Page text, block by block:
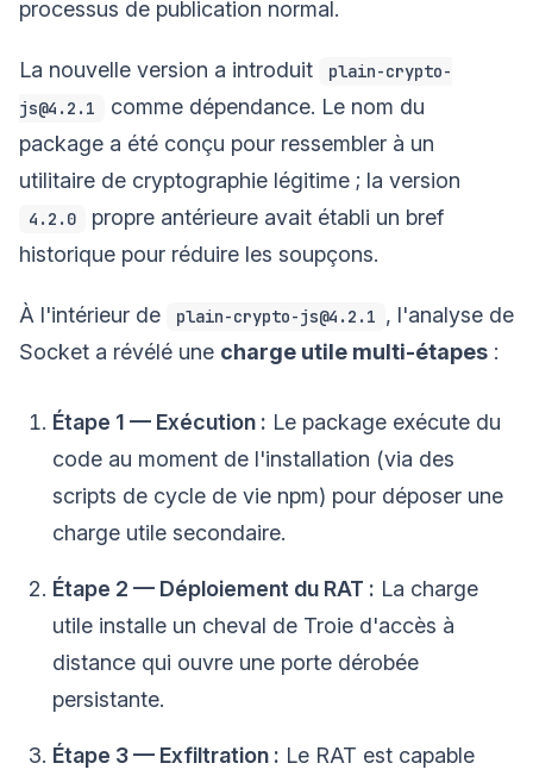
processus de publication normal.
La nouvelle version a introduit
plain-crypto-
js@4.2.1
comme dépendance. Le nom du
package a été conçu pour ressembler à un
utilitaire de cryptographie légitime ; la version
4.2.0
propre antérieure avait établi un bref
historique pour réduire les soupçons.
À l'intérieur de plain-crypto-js@4.2.1 , l'analyse de
Socket a révélé une charge utile multi-étapes :
Étape 1 — Exécution : Le package exécute du
code au moment de l'installation (via des
scripts de cycle de vie npm) pour déposer une
charge utile secondaire.
Étape 2 — Déploiement du RAT : La charge
utile installe un cheval de Troie d'accès à
distance qui ouvre une porte dérobée
persistante.
Étape 3 — Exfiltration : Le RAT est capable